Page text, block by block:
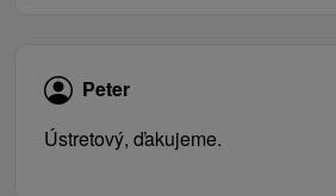
Peter
Ústretový, ďakujeme.